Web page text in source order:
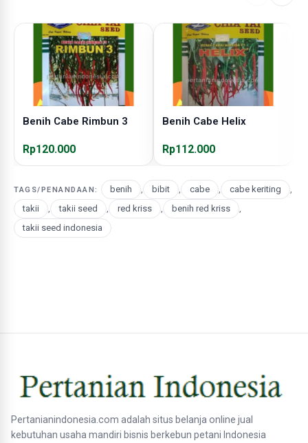
Benih Cabe Rimbun 3
Rp120.000
Benih Cabe Helix
Rp112.000
TAGS/PENANDAAN: benih , bibit , cabe , cabe keriting
,
takii
, takii seed , red kriss , benih red kriss
,
takii seed indonesia
Pertanianindonesia.com adalah situs belanja online jual
kebutuhan usaha mandiri bisnis berkebun petani Indonesia